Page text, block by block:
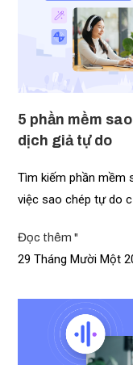
5 phần mềm
dịch giả tự do​
Tìm kiếm phần mềm
việc sao chép tự do
Đọc thêm "
29 Tháng Mười Một